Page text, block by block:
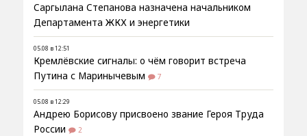
Саргылана Степанова назначена начальником
Департамента ЖКХ и энергетики
05.08 в 12:51
Кремлёвские сигналы: о чём говорит встреча
Путина с Маринычевым
7
05.08 в 12:29
Андрею Борисову присвоено звание Героя Труда
России
2